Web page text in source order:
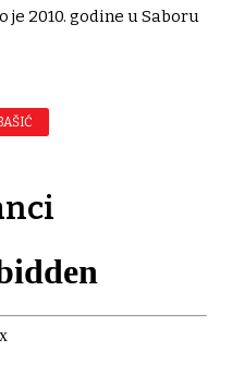
2010. godine u Saboru